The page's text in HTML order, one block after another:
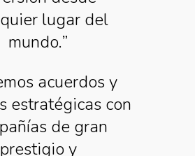
lugar del
mundo.”
acuerdos y
estratégicas con
de gran
prestigio y